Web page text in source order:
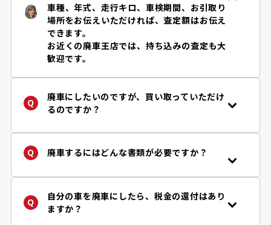
車種、年式、走行キロ、車検期間、お引取り
場所をお伝えいただければ、査定額はお伝え
できます。
お近くの廃車王店では、持ち込みの査定も大
歓迎です。
廃車にしたいのですが、買い取っていただけ
るのですか？
定フォーム 」からお問い合わせください。廃
者です。
※自動車リサイクル法により使用済み自動車
は、認可登録業者に引き渡すことが義務付け
廃車するにはどんな書類が必要ですか？
詳しくはご依頼後に担当店舗からご案内して
おりますのでご安心下さい。
自分の車を廃車にしたら、税金の還付はあり
ますか？